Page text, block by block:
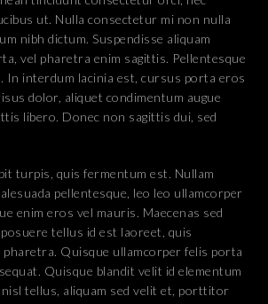
ut. Nulla consectetur mi non nulla
nibh dictum. Suspendisse aliquam
vel pharetra enim sagittis. Pellentesque
In interdum lacinia est, cursus porta eros
dolor, aliquet condimentum augue
libero. Donec non sagittis dui, sed
turpis, quis fermentum est. Nullam
pellentesque, leo leo ullamcorper
enim eros vel mauris. Maecenas sed
tellus id est laoreet, quis
Quisque ullamcorper felis porta
Quisque blandit velit id elementum
nisl tellus, aliquam sed velit et, porttitor